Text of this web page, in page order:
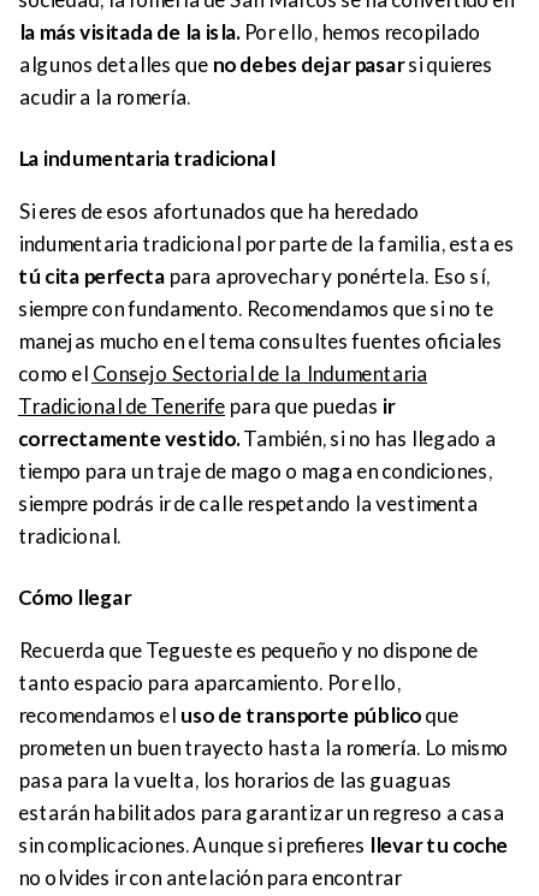
la más visitada de la isla.Por ello, hemos recopilado
algunos detalles que no debes dejar pasarsi quieres
acudir a la romería.
La indumentaria tradicional
Si eres de esos afortunados que ha heredado
indumentaria tradicional por parte de la familia, esta es
tú cita perfecta para aprovechar y ponértela. Eso sí,
siempre con fundamento. Recomendamos que si no te
manejas mucho en el tema consultes fuentes oficiales
como el Consejo Sectorial de la Indumentaria
Tradicional de Tenerife para que puedas ir
correctamente vestido.También, si no has llegado a
tiempo para un traje de mago o maga en condiciones,
siempre podrás ir de calle respetando la vestimenta
tradicional.
Cómo llegar
Recuerda que Tegueste es pequeño y no dispone de
tanto espacio para aparcamiento. Por ello,
recomendamos el uso de transporte públicoque
prometen un buen trayecto hasta la romería. Lo mismo
pasa para la vuelta, los horarios de las guaguas
estarán habilitados para garantizar un regreso a casa
sin complicaciones. Aunque si prefieres llevar tu coche
no olvides ir con antelación para encontrar